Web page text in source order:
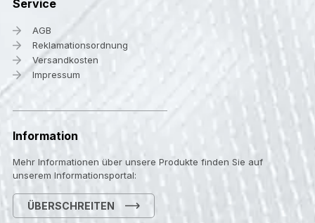
Service
AGB
Reklamationsordnung
Versandkosten
Impressum
Information
Mehr Informationen über unsere Produkte finden Sie auf
unserem Informationsportal:
ÜBERSCHREITEN